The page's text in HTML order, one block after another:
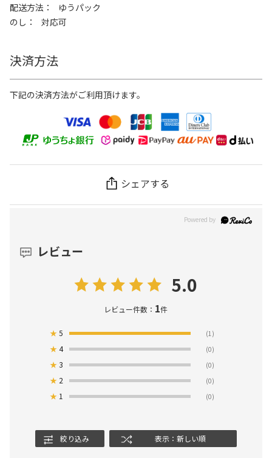
配送方法
ゆうパック
のし
対応可
決済方法
下記の決済方法がご利用頂けます。
シェアする
レビュー
5.0
レビュー件数： 1件
★5 (1)
★4 (0)
★3 (0)
★ 2 (0)
★ 1 (0)
絞り込み 表示：新しい順